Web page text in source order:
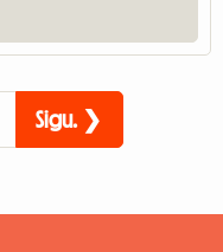
Sigu. ❯